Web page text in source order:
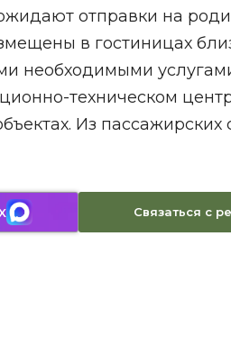
отправки на
в гостиницах
необходимыми
техническом
Из пассажирских
Связаться с